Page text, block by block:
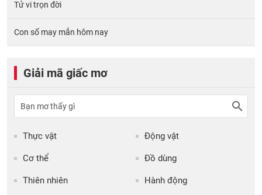
Tử vi trọn đời
Con số may mắn hôm nay
Giải mã giấc mơ
Thực vật Động vật
Cơ thể Đồ dùng
Thiên nhiên Hành động